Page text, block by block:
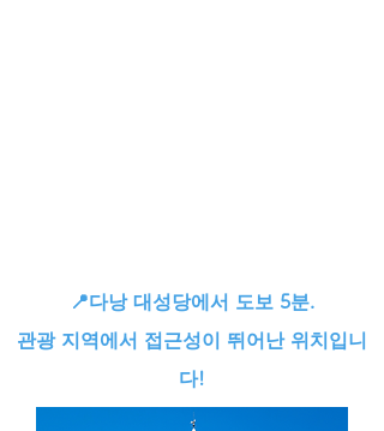
📍다낭 대성당에서 도보 5분.
관광 지역에서 접근성이 뛰어난 위치입니
다!